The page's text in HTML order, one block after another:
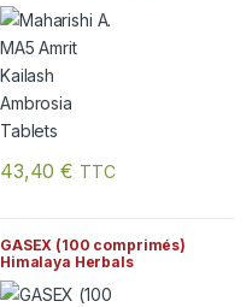
43,40€ TTC
GASEX (100 comprimés)
Himalaya Herbals